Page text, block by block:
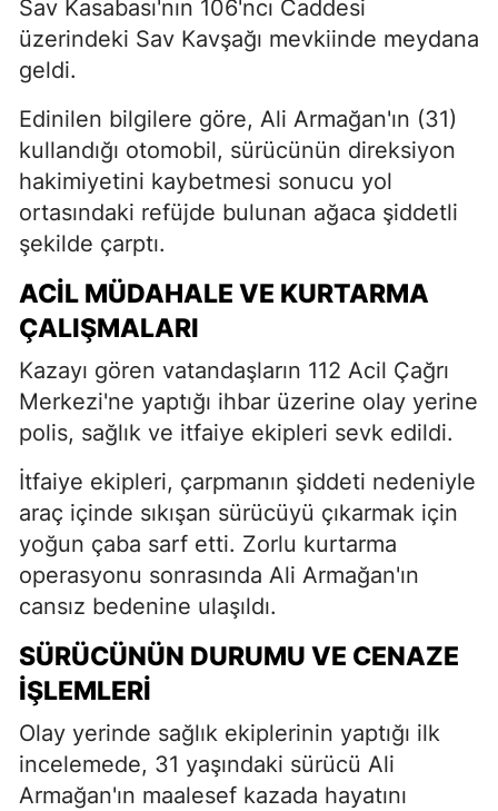
Sav Kasabası'nın 106'ncı Caddesi
üzerindeki Sav Kavşağı mevkiinde meydana
geldi.
Edinilen bilgilere göre, Ali Armağan'ın (31)
kullandığı otomobil, sürücünün direksiyon
hakimiyetini kaybetmesi sonucu yol
ortasındaki refüjde bulunan ağaca şiddetli
şekilde çarptı.
ACIL MÜDAHALE VE KURTARMA
ÇALIŞMALARI
Kazayı gören vatandaşların 112 Acil Çağrı
Merkezi'ne yaptığı ihbar üzerine olay yerine
polis, sağlık ve itfaiye ekipleri sevk edildi.
İtfaiye ekipleri, çarpmanın şiddeti nedeniyle
araç içinde sıkışan sürücüyü çıkarmak için
yoğun çaba sarf etti. Zorlu kurtarma
operasyonu sonrasında Ali Armağan'ın
cansız bedenine ulaşıldı.
SÜRÜCÜNÜN DURUMU VE CENAZE
İŞLEMLERI
Olay yerinde sağlık ekiplerinin yaptığı ilk
incelemede, 31 yaşındaki sürücü Ali
Armağan'ın maalesef kazada hayatını